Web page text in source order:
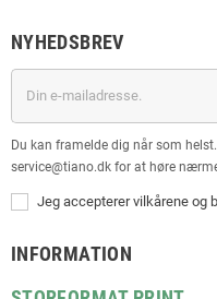
NYHEDSBREV
Du kan framelde dig når som
service@tiano.dk for at høre
Jeg accepterer vilkårene og
INFORMATION